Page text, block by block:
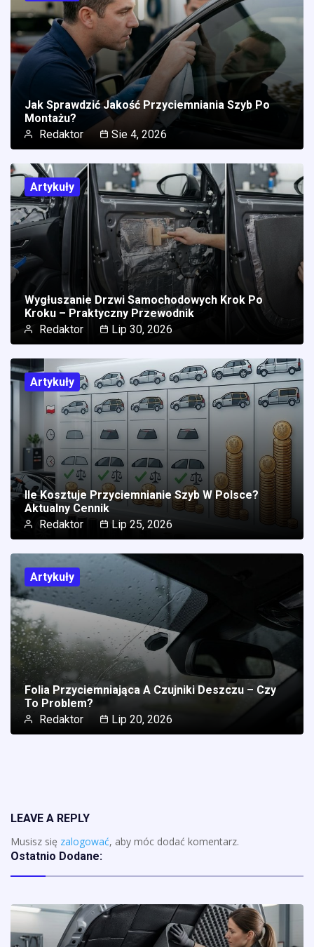
Jak Sprawdzić Jakość Przyciemniania Szyb Po
Montażu?
Redaktor
Sie 4, 2026
Artykuły
Wygłuszanie Drzwi Samochodowych Krok Po
Kroku – Praktyczny Przewodnik
Redaktor
Lip 30, 2026
Artykuły
Ile Kosztuje Przyciemnianie Szyb W Polsce?
Aktualny Cennik
Redaktor
Lip 25, 2026
Artykuły
Folia Przyciemniająca A Czujniki Deszczu – Czy
To Problem?
Redaktor
Lip 20, 2026
LEAVE A REPLY
Musisz się zalogować, aby móc dodać komentarz.
Ostatnio Dodane: